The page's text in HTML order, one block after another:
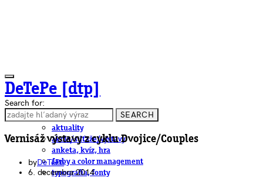
DeTePe [dtp]
ČLÁNKY
aktuality
akcie/súťaže/výstavy
anketa, kvíz, hra
farby a color management
typografia, fonty
Search for:
SEARCH
Vernisáž výstavy z cyklu Dvojice/Couples
byDeTePe
6. decembra 2014